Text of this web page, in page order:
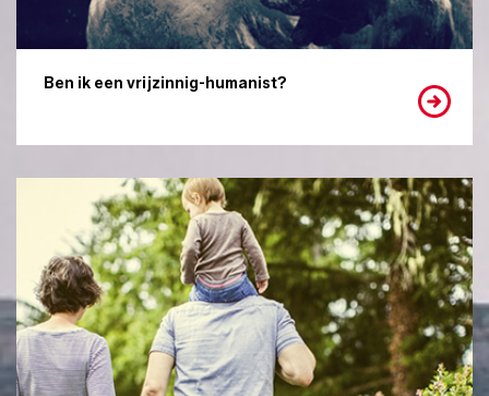
Ben ik een vrijzinnig-humanist?